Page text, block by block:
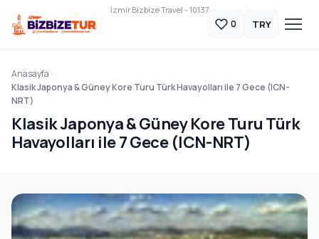
İzmir Bizbize Travel - 10137
0 TRY
Anasayfa
Klasik Japonya & Güney Kore Turu Türk Havayolları ile 7 Gece (ICN-
NRT)
Klasik Japonya & Güney Kore Turu Türk
Havayolları ile 7 Gece (ICN-NRT)